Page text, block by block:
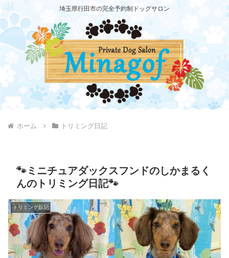
埼玉県行田市の完全予約制ドッグサロン
ホーム トリミング日記
🐾ミニチュアダックスフンドのしかまるく
んのトリミング日記🐾
トリミング日記